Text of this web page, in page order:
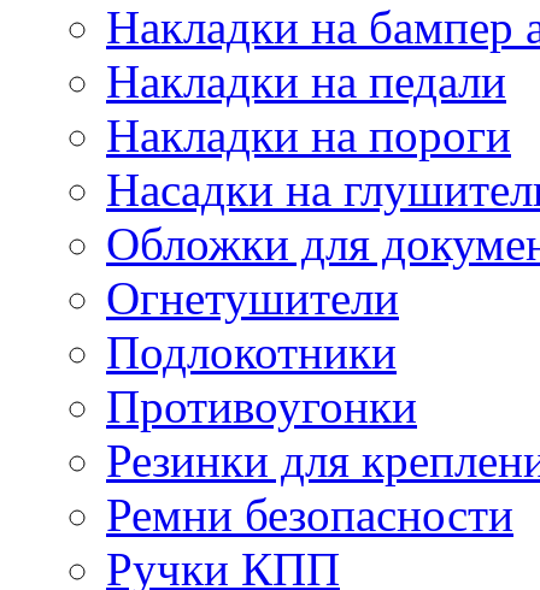
Накладки на бампер
Накладки на педали
Накладки на пороги
Насадки на
Обложки для
Огнетушители
Подлокотники
Противоугонки
Резинки для
Ремни безопасности
Ручки КПП